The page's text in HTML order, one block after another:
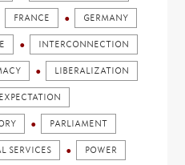
FRANCE GERMANY
INTERCONNECTION
LIBERALIZATION
PARLIAMENT
SERVICES POWER